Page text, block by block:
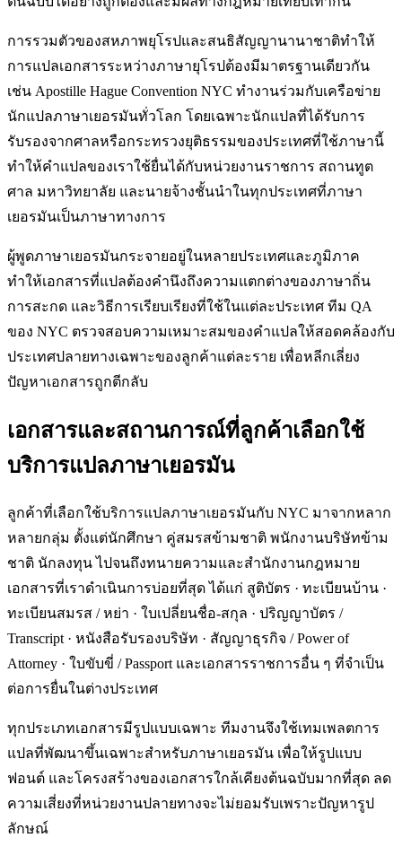
การรวมตัวของสหภาพยุโรปและสนธิสัญญานานาชาติทำให้
การแปลเอกสารระหว่างภาษายุโรปต้องมีมาตรฐานเดียวกัน
เช่น Apostille Hague Convention NYC ทำงานร่วมกับเครือข่าย
นักแปลภาษาเยอรมันทั่วโลก โดยเฉพาะนักแปลที่ได้รับการ
รับรองจากศาลหรือกระทรวงยุติธรรมของประเทศที่ใช้ภาษานี้
ทำให้คำแปลของเราใช้ยื่นได้กับหน่วยงานราชการ สถานทูต
ศาล มหาวิทยาลัย และนายจ้างชั้นนำในทุกประเทศที่ภาษา
เยอรมันเป็นภาษาทางการ
ผู้พูดภาษาเยอรมันกระจายอยู่ในหลายประเทศและภูมิภาค
ทำให้เอกสารที่แปลต้องคำนึงถึงความแตกต่างของภาษาถิ่น
การสะกด และวิธีการเรียบเรียงที่ใช้ในแต่ละประเทศ ทีม QA
ของ NYC ตรวจสอบความเหมาะสมของคำแปลให้สอดคล้องกับ
ประเทศปลายทางเฉพาะของลูกค้าแต่ละราย เพื่อหลีกเลี่ยง
ปัญหาเอกสารถูกตีกลับ
เอกสารและสถานการณ์ที่ลูกค้าเลือกใช้
บริการแปลภาษาเยอรมัน
ลูกค้าที่เลือกใช้บริการแปลภาษาเยอรมันกับ NYC มาจากหลาก
หลายกลุ่ม ตั้งแต่นักศึกษา คู่สมรสข้ามชาติ พนักงานบริษัทข้าม
ชาติ นักลงทุน ไปจนถึงทนายความและสำนักงานกฎหมาย
เอกสารที่เราดำเนินการบ่อยที่สุด ได้แก่ สูติบัตร · ทะเบียนบ้าน ·
ทะเบียนสมรส / หย่า · ใบเปลี่ยนชื่อ-สกุล · ปริญญาบัตร /
Transcript · หนังสือรับรองบริษัท · สัญญาธุรกิจ / Power of
Attorney · ใบขับขี่ / Passport และเอกสารราชการอื่น ๆ ที่จำเป็น
ต่อการยื่นในต่างประเทศ
ทุกประเภทเอกสารมีรูปแบบเฉพาะ ทีมงานจึงใช้เทมเพลตการ
แปลที่พัฒนาขึ้นเฉพาะสำหรับภาษาเยอรมัน เพื่อให้รูปแบบ
ฟอนต์ และโครงสร้างของเอกสารใกล้เคียงต้นฉบับมากที่สุด ลด
ความเสี่ยงที่หน่วยงานปลายทางจะไม่ยอมรับเพราะปัญหารูป
ลักษณ์